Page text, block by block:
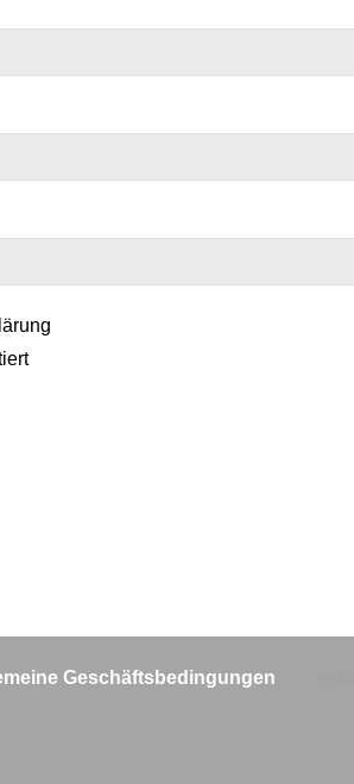
Geschäftsbedingungen